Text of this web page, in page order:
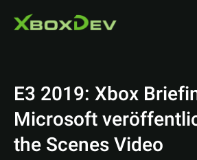
E3 2019: Xbox
Microsoft
the Scenes Video